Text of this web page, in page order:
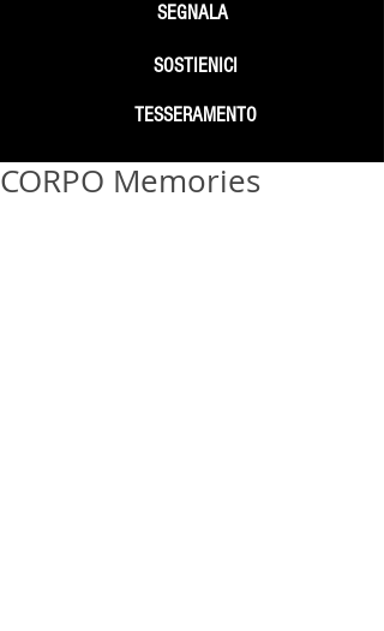
SEGNALA
SOSTIENICI
TESSERAMENTO
CORPO Memories